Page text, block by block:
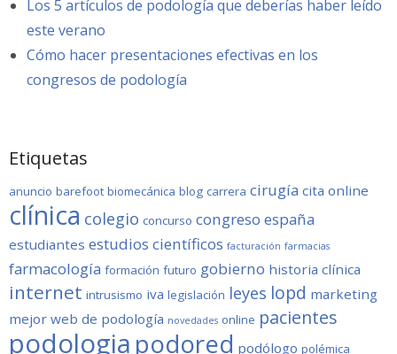
Los 5 artículos de podología que deberías haber leído
este verano
Cómo hacer presentaciones efectivas en los
congresos de podología
Etiquetas
anuncio barefoot biomecánica blog carrera cirugía cita online
clínica colegio concurso congreso españa
estudiantes estudios científicos facturación farmacias
farmacología formación futuro gobierno historia clínica
internet intrusismo iva legislación leyes lopd marketing
mejor web de podología novedades online pacientes
podologia podored podólogo polémica